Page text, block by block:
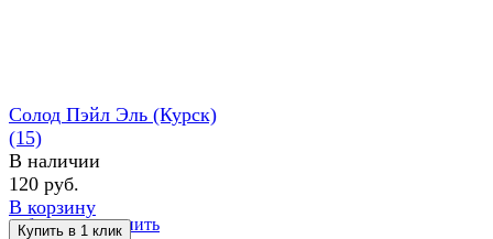
избранное сравнить
Солод Пэйл Эль (Курск)
(15)
В наличии
120 руб.
В корзину